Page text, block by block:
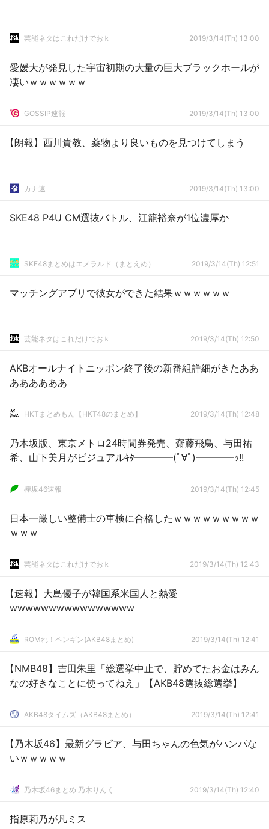
芸能ネタはこれだけでおｋ 2019/3/14(Th) 13:00
愛媛大が発見した宇宙初期の大量の巨大ブラックホールが
凄いｗｗｗｗｗｗ
GOSSIP速報 2019/3/14(Th) 13:00
【朗報】西川貴教、薬物より良いものを見つけてしまう
カナ速 2019/3/14(Th) 13:00
SKE48 P4U CM選抜バトル、江籠裕奈が1位濃厚か
SKE48まとめはエメラルド（まとえめ） 2019/3/14(Th) 12:51
マッチングアプリで彼女ができた結果ｗｗｗｗｗｗ
芸能ネタはこれだけでおｋ 2019/3/14(Th) 12:50
AKBオールナイトニッポン終了後の新番組詳細がきたああ
ああああああ
HKTまとめもん【HKT48のまとめ】 2019/3/14(Th) 12:48
乃木坂版、東京メトロ24時間券発売、齋藤飛鳥、与田祐
希、山下美月がビジュアルｷﾀ━━━━(ﾟ∀ﾟ)━━━━ｯ!!
欅坂46速報 2019/3/14(Th) 12:45
日本一厳しい整備士の車検に合格したｗｗｗｗｗｗｗｗｗ
ｗｗｗ
芸能ネタはこれだけでおｋ 2019/3/14(Th) 12:43
【速報】大島優子が韓国系米国人と熱愛
wwwwwwwwwwwwwwww
ROMれ！ペンギン(AKB48まとめ) 2019/3/14(Th) 12:41
【NMB48】吉田朱里「総選挙中止で、貯めてたお金はみん
なの好きなことに使ってねえ」【AKB48選抜総選挙】
AKB48タイムズ（AKB48まとめ） 2019/3/14(Th) 12:41
【乃木坂46】最新グラビア、与田ちゃんの色気がハンパな
いｗｗｗｗｗ
乃木坂46まとめ 乃木りんく 2019/3/14(Th) 12:40
指原莉乃が凡ミス